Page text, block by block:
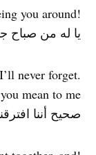
!What a nice morning seeing you around
يا له من صباح
never forget
mean to me
صحيح أننا